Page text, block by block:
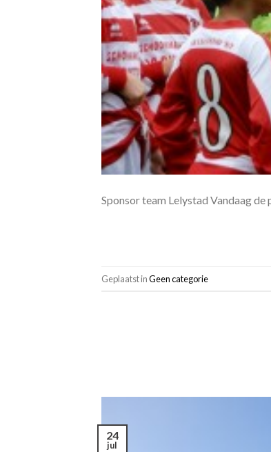
Sponsor team Lelystad Vandaag
Geplaatst inGeen categorie
24
jul